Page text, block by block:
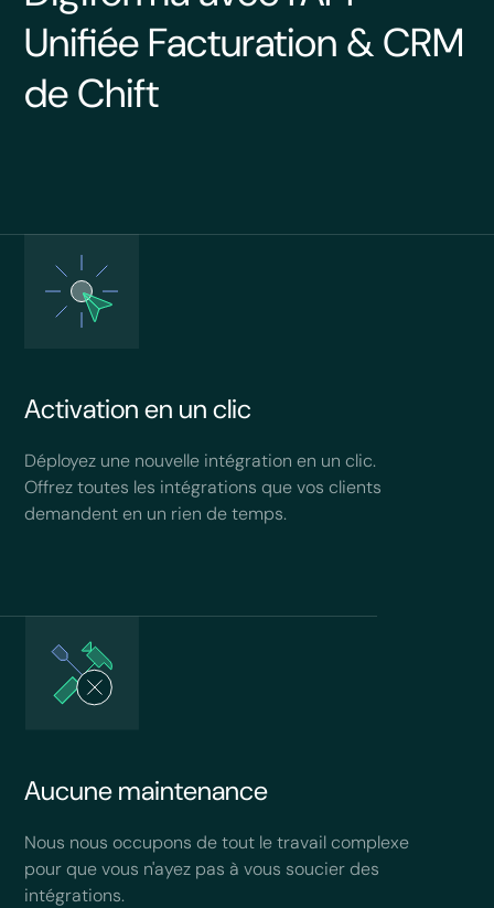
Unifiée Facturation & CRM
de Chift
Activation en un clic
Déployez une nouvelle intégration en un clic.
Offrez toutes les intégrations que vos clients
demandent en un rien de temps.
Aucune maintenance
Nous nous occupons de tout le travail complexe
pour que vous n'ayez pas à vous soucier des
intégrations.